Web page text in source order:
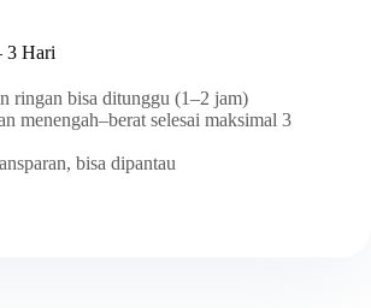
3 Hari
ringan bisa ditunggu (1–2 jam)
menengah–berat selesai maksimal 3
bisa dipantau